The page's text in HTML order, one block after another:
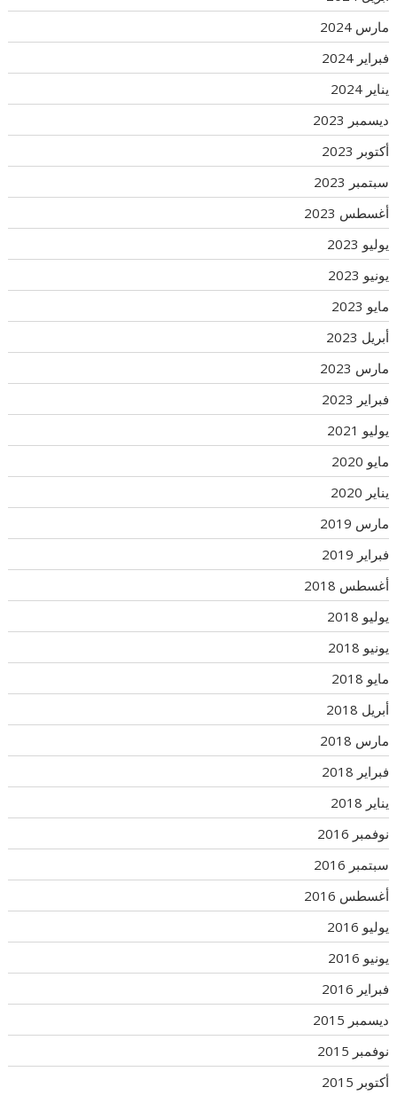
مارس 2024
فبراير 2024
يناير 2024
ديسمبر 2023
أكتوبر 2023
سبتمبر 2023
أغسطس 2023
يوليو 2023
يونيو 2023
مايو 2023
أبريل 2023
مارس 2023
فبراير 2023
يوليو 2021
مايو 2020
يناير 2020
مارس 2019
فبراير 2019
أغسطس 2018
يوليو 2018
يونيو 2018
مايو 2018
أبريل 2018
مارس 2018
فبراير 2018
يناير 2018
نوفمبر 2016
سبتمبر 2016
أغسطس 2016
يوليو 2016
يونيو 2016
فبراير 2016
ديسمبر 2015
نوفمبر 2015
أكتوبر 2015